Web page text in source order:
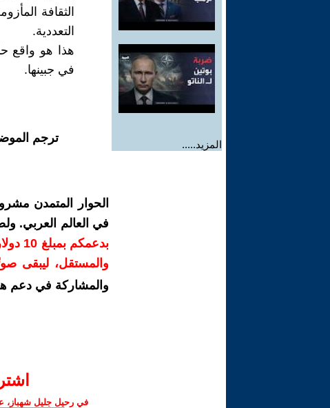
المزيد.....
الثقافة
التعددية.
هذا هو واقع
في جبينها.
ترجم
الحوار المتمدن
في العالم العربي.
والمستقل، ليبقى
والمشاركة في دعم
في رحيل جليل شهباز،